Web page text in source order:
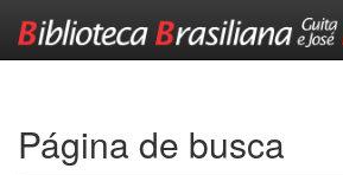
Página de busca